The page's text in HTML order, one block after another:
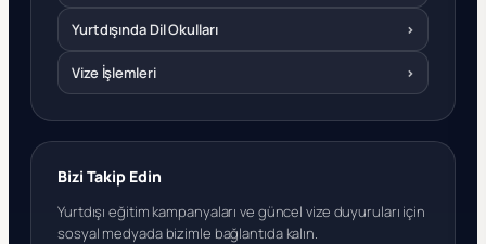
Yurtdışında Dil Okulları ›
Vize İşlemleri ›
Bizi Takip Edin
Yurtdışı eğitim kampanyaları ve güncel vize duyuruları için
sosyal medyada bizimle bağlantıda kalın.